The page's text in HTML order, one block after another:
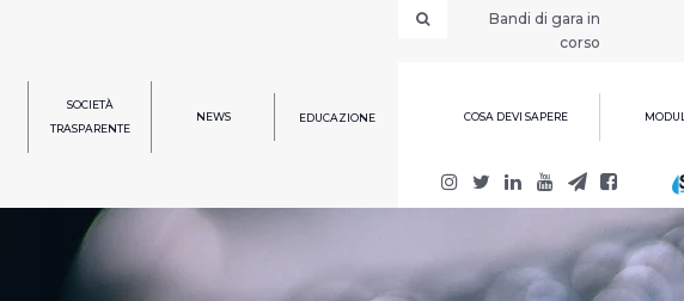
Bandi di gara in
corso
SOCIETÀ
TRASPARENTE
NEWS EDUCAZIONE COSA DEVI SAPERE